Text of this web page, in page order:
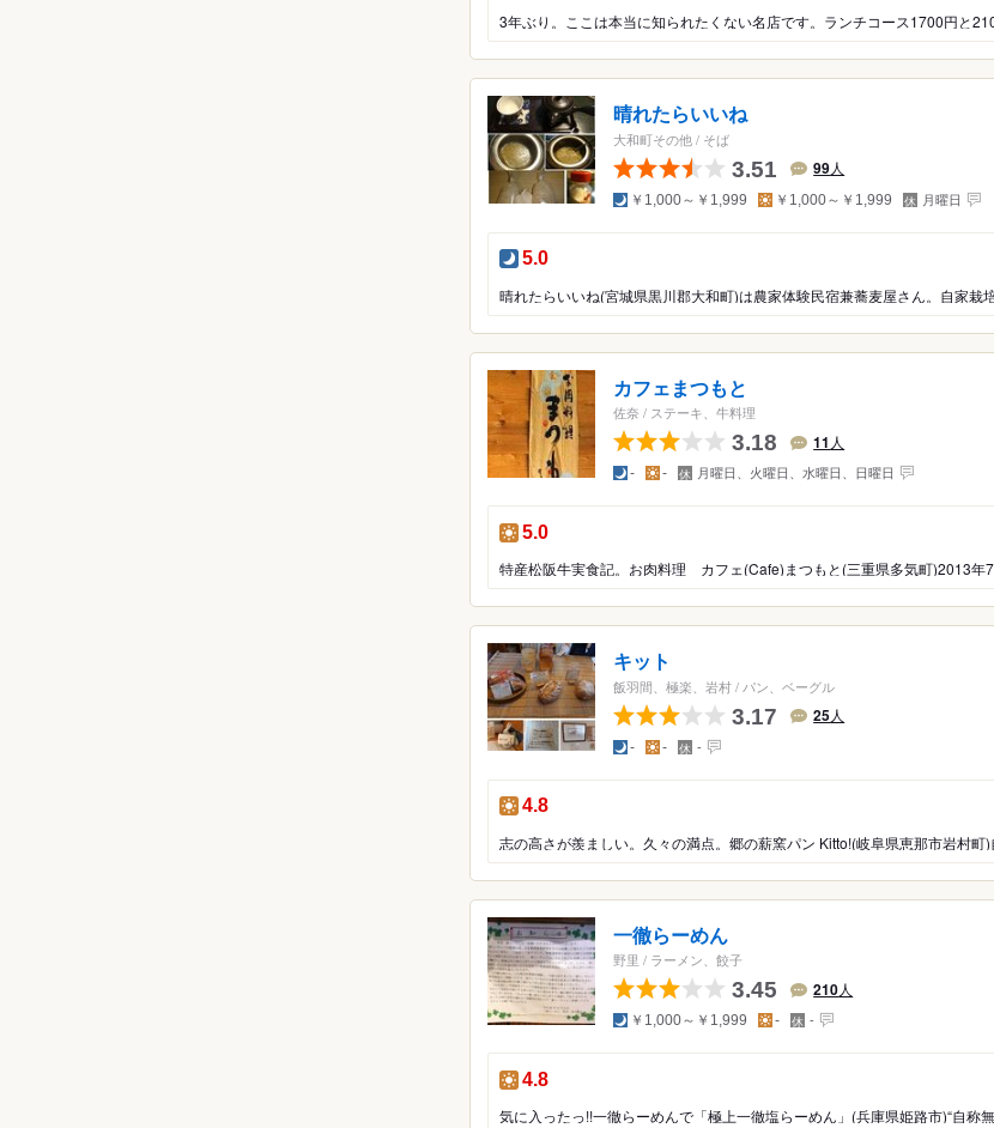
晴れたらいいね
大和町その他/ そば
3.51 99人
夜 ￥1,000～￥1,999 昼 ￥1,000～￥1,999 定
休
日
月曜日
夜の点数：
5.0
カフェまつもと
佐奈/ ステーキ、牛料理
3.18 11 人
夜- 昼- 定
休
日
月曜日、火曜日、水曜日、日曜日
昼の点数：
5.0
キット
飯羽間、極楽、岩村/ パン、ベーグル
3.17 25人
夜- 昼- 定
休
日
-
昼の点数：
4.8
一徹らーめん
野里 / ラーメン、餃子
3.45 210人
夜 ￥1,000～￥1,999 昼- 定
休
日
-
昼の点数：
4.8